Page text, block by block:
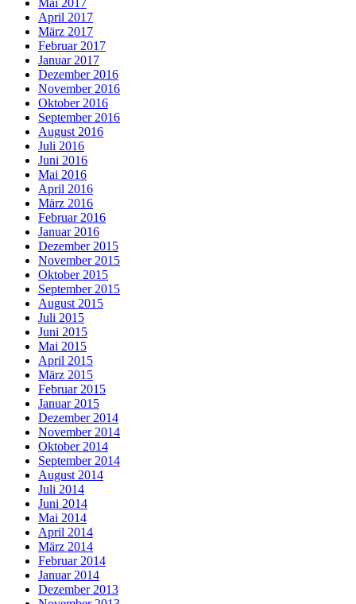
Mai 2017
April 2017
März 2017
Februar 2017
Januar 2017
Dezember 2016
November 2016
Oktober 2016
September 2016
August 2016
Juli 2016
Juni 2016
Mai 2016
April 2016
März 2016
Februar 2016
Januar 2016
Dezember 2015
November 2015
Oktober 2015
September 2015
August 2015
Juli 2015
Juni 2015
Mai 2015
April 2015
März 2015
Februar 2015
Januar 2015
Dezember 2014
November 2014
Oktober 2014
September 2014
August 2014
Juli 2014
Juni 2014
Mai 2014
April 2014
März 2014
Februar 2014
Januar 2014
Dezember 2013